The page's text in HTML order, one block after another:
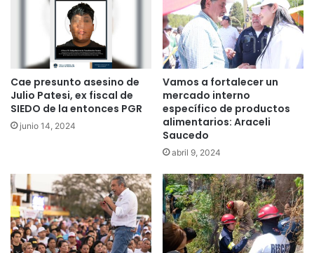
Cae presunto asesino de
Julio Patesi, ex fiscal de
SIEDO de la entonces PGR
junio 14, 2024
Vamos a fortalecer un
mercado interno
específico de productos
alimentarios: Araceli
Saucedo
abril 9, 2024